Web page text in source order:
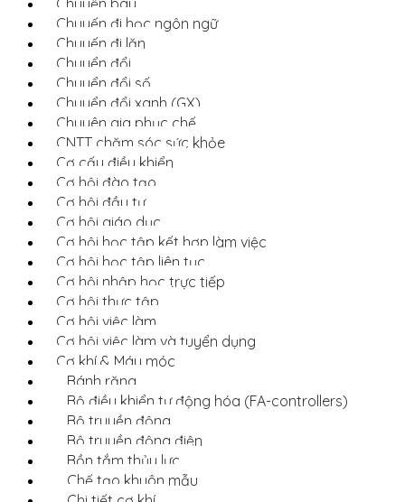
Chuyến đi học ngôn ngữ
Chuyến đi lặn
Chuyển đổi
Chuyển đổi số
Chuyển đổi xanh (GX)
Chuyên gia phục chế
CNTT chăm sóc sức khỏe
Cơ cấu điều khiển
Cơ hội đào tạo
Cơ hội đầu tư
Cơ hội giáo dục
Cơ hội học tập kết hợp làm việc
Cơ hội học tập liên tục
Cơ hội nhập học trực tiếp
Cơ hội thực tập
Cơ hội việc làm
Cơ hội việc làm và tuyển dụng
Cơ khí & Máy móc
Bánh răng
Bộ điều khiển tự động hóa (FA-controllers)
Bộ truyền động
Bộ truyền động điện
Bồn tắm thủy lực
Chế tạo khuôn mẫu